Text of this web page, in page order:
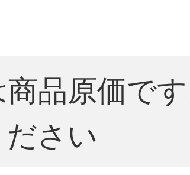
品原価で
さい